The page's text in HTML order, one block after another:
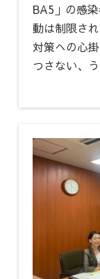
BA5」の感
動は制限さ
対策への心
つさない、